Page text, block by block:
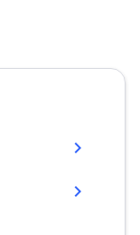
chevron_right
chevron_right